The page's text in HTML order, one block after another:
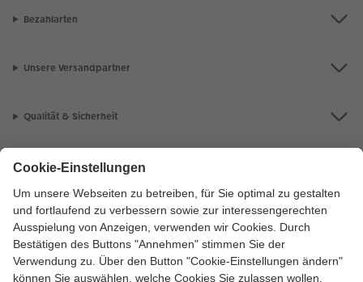
Bezahlarten
Unsere Versandpartner
Qualität & Sicherheit
Zertifizierungen & Initiativen
CEWE Fotowelt
Sortiment